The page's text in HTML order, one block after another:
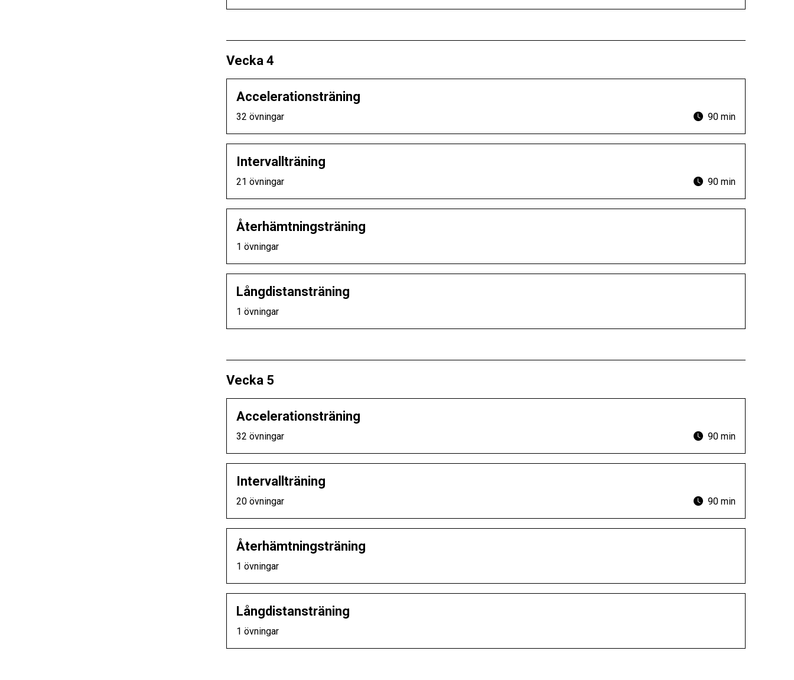
Vecka 4
Accelerationsträning
32 övningar 90 min
Intervallträning
21 övningar 90 min
Återhämtningsträning
1 övningar
Långdistansträning
1 övningar
Vecka 5
Accelerationsträning
32 övningar 90 min
Intervallträning
20 övningar 90 min
Återhämtningsträning
1 övningar
Långdistansträning
1 övningar